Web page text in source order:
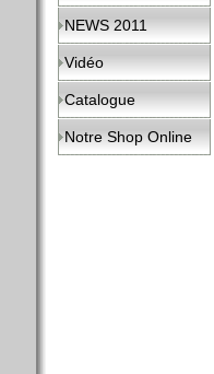
NEWS 2011
Vidéo
Catalogue
Notre Shop Online